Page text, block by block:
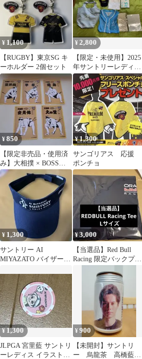
¥ 1,100
【RUGBY】東京SG キ
ーホルダー 2個セット
¥2,800
【限定・未使用】2025
年サントリーレディス
オープン 福袋 7点セッ
トLLサイズ
¥850
【限定非売品・使用済
み】大相撲 × BOSS
QUOカード 5枚セット
¥1,300
サンゴリアス 応援
ポンチョ
¥ 1,300
サントリー AI
MIYAZATO バイザー
¥3,000
【当選品】Red Bull
Racing 限定バックプリ
¥1,300
JLPGA 宮里藍 サントリ
ーレディス イラストオ
¥900
【未開封】サントリ
ー 烏龍茶 高橋藍